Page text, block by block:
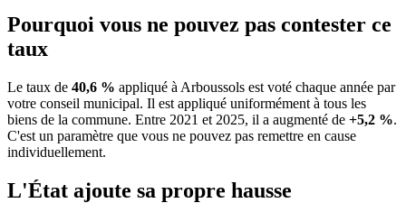
Pourquoi vous ne pouvez pas contester ce
taux
Le taux de 40,6 % appliqué à Arboussols est voté chaque année par
votre conseil municipal. Il est appliqué uniformément à tous les
biens de la commune. Entre 2021 et 2025, il a augmenté de +5,2 %.
C'est un paramètre que vous ne pouvez pas remettre en cause
individuellement.
L'État ajoute sa propre hausse